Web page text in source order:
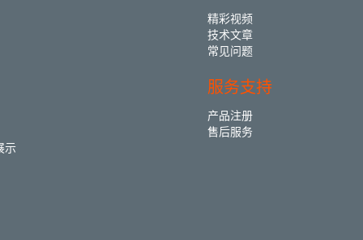
示
精彩视频
技术文章
常见问题
服务支持
产品注册
售后服务